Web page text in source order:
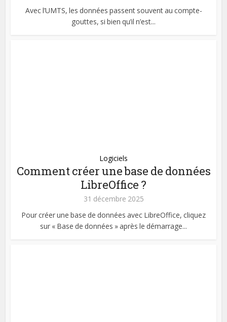
Avec l’UMTS, les données passent souvent au compte-
gouttes, si bien qu’il n’est...
Logiciels
Comment créer une base de données
LibreOffice ?
31 décembre 2025
Pour créer une base de données avec LibreOffice, cliquez
sur « Base de données » après le démarrage...